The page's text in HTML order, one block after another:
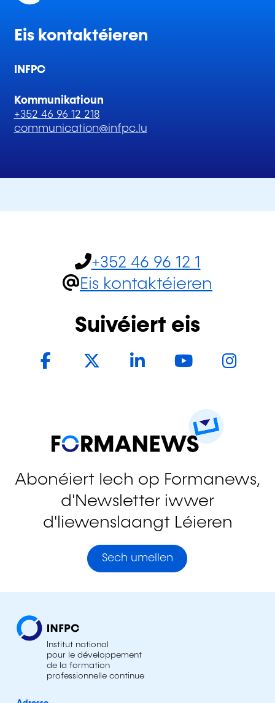
Eis kontaktéieren
INFPC
Kommunikatioun
+352 46 96 12 218
communication@infpc.lu
+352 46 96 12 1
Eis kontaktéieren
Suivéiert eis
FacebookTwitter LinkedInYouTube
Abonéiert Iech op Formanews,
d'Newsletter iwwer
d'liewenslaangt Léieren
Sech umellen
Institut national
pour le développement
de la formation
professionnelle continue